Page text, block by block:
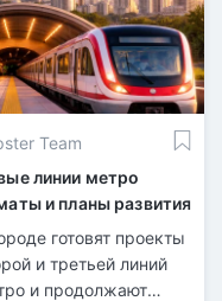
Team
линии метро
и планы развития
готовят проекты
и третьей линий
и продолжают